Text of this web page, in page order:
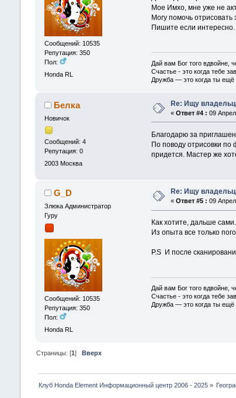
Сообщений: 10535
Репутация: 350
Пол:
Honda RL
Мое Имхо, мне уже не
Могу помочь отрисовать
Пишите если интересно.
Дай вам Бог того вдвойне,
Счастье - это когда тебе
Дружба — это когда ты ещё
Белка
Новичок
Сообщений: 4
Репутация: 0
2003 Москва
Re: Ищу
« Ответ #4 : 09
Благодарю за
По поводу отрисовки по
придется. Мастер же
G_D
Злюка Администратор
Гуру
Сообщений: 10535
Репутация: 350
Пол:
Honda RL
Re: Ищу
« Ответ #5 : 09
Как хотите, дальше сами.
Из опыта все только
P.S И после
Дай вам Бог того вдвойне,
Счастье - это когда тебе
Дружба — это когда ты ещё
Страницы: [1] Вверх
Клуб Honda Element Информационный центр 2006 - 2025»